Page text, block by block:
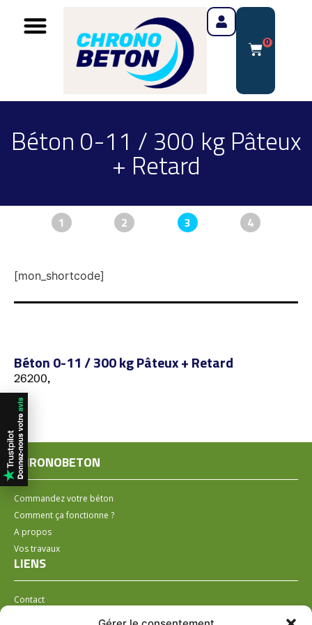
0
Béton 0-11 / 300 kg Pâteux
+ Retard
1 2 3 4
[mon_shortcode]
Béton 0-11 / 300 kg Pâteux + Retard
26200,
CHRONOBETON
Commandez votre béton
Comment ça fonctionne ?
A propos
Vos travaux
LIENS
Contact